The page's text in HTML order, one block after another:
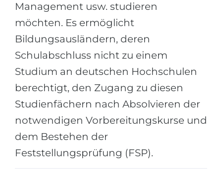
Erfolgzu
100%
Unsere Studierenden werden
BERATUNG!
*
Kasachstan
Aserbaidschan
Armenien
Belarus
Anderes Land
Management usw. studieren
möchten. Es ermöglicht
Bildungsausländern, deren
Schulabschluss nicht zu einem
Studium an deutschen Hochschulen
berechtigt, den Zugang zu diesen
Studienfächern nach Absolvieren der
notwendigen Vorbereitungskurse und
dem Bestehen der
Feststellungsprüfung (FSP).